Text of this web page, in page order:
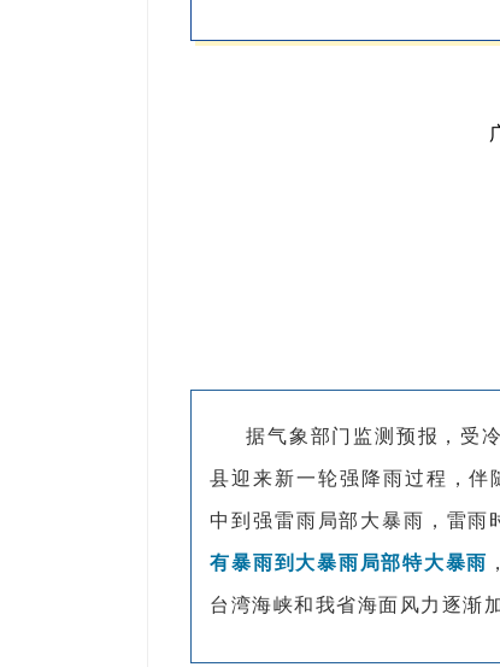
据气象部门监测预报，受
县迎来新一轮强降雨过程，
中到强雷雨局部大暴雨，雷
有暴雨到大暴雨局部特大暴雨
台湾海峡和我省海面风力逐渐